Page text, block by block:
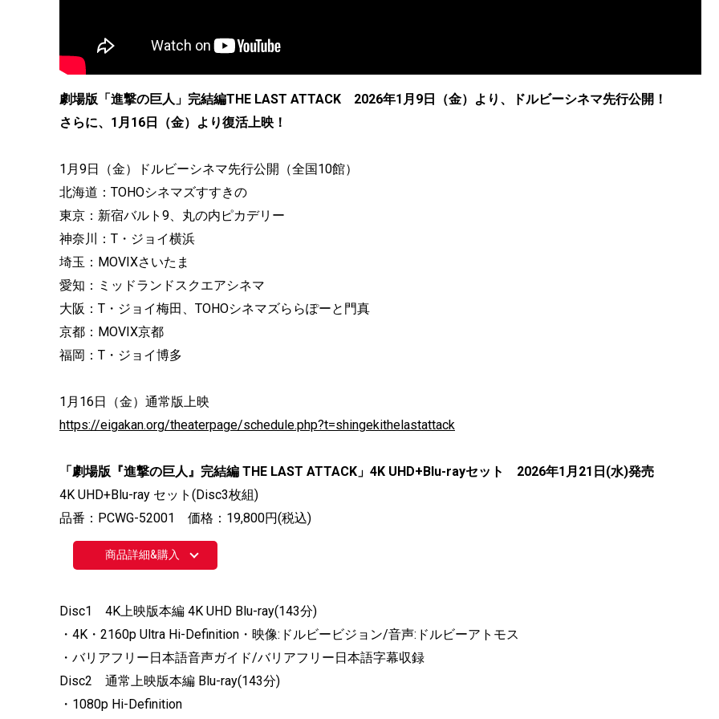
劇場版「進撃の巨人」完結編THE LAST ATTACK 2026年1月9日（金）より、ドルビーシネマ先行公開！
さらに、1月16日（金）より復活上映！
1月9日（金）ドルビーシネマ先行公開（全国10館）
北海道：TOHOシネマズすすきの
東京：新宿バルト9、丸の内ピカデリー
神奈川：T・ジョイ横浜
埼玉：MOVIXさいたま
愛知：ミッドランドスクエアシネマ
大阪：T・ジョイ梅田、TOHOシネマズららぽーと門真
京都：MOVIX京都
福岡：T・ジョイ博多
1月16日（金）通常版上映
https://eigakan.org/theaterpage/schedule.php?t=shingekithelastattack
「劇場版『進撃の巨人』完結編 THE LAST ATTACK」4K UHD+Blu-rayセット 2026年1月21日(水)発売
4K UHD+Blu-ray セット(Disc3枚組)
品番：PCWG-52001 価格：19,800円(税込)
商品詳細&購入
Disc1 4K上映版本編 4K UHD Blu-ray(143分)
・4K・2160p Ultra Hi-Definition・映像:ドルビービジョン/音声:ドルビーアトモス
・バリアフリー日本語音声ガイド/バリアフリー日本語字幕収録
Disc2 通常上映版本編 Blu-ray(143分)
・1080p Hi-Definition